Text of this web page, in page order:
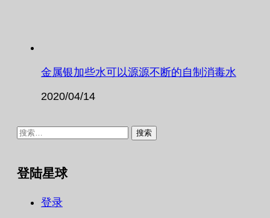
金属银加些水可以源源不断的自制消毒水
2020/04/14
搜
登陆星球
登录